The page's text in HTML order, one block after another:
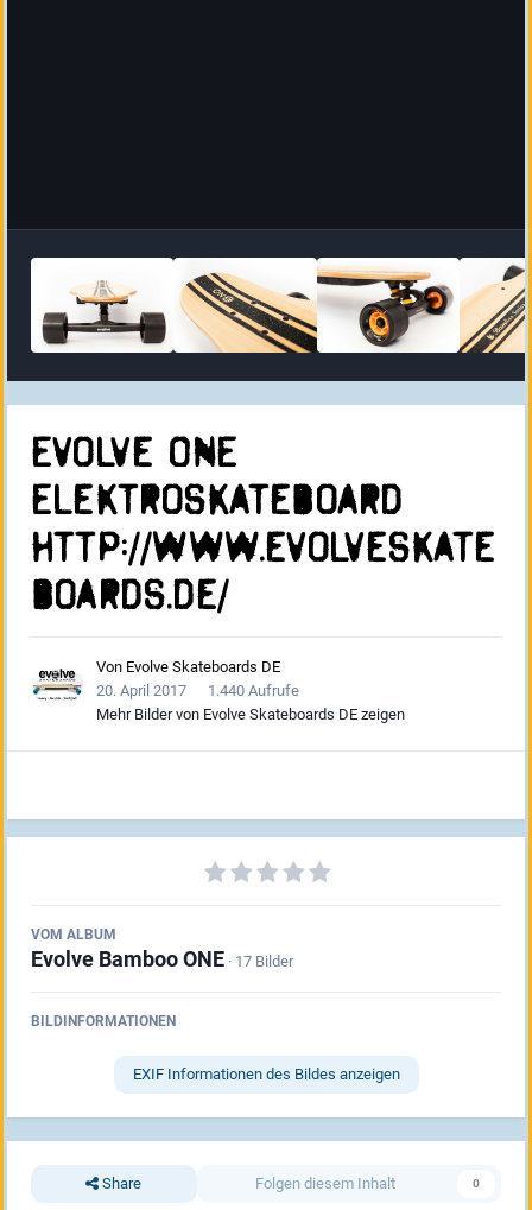
Evolve ONE
Elektroskateboard
http://www.evolveskate
boards.de/
Von Evolve Skateboards DE
20. April 2017
1.440 Aufrufe
Mehr Bilder von Evolve Skateboards DE zeigen
VOM ALBUM
Evolve Bamboo ONE · 17 Bilder
BILDINFORMATIONEN
EXIF Informationen des Bildes anzeigen
Share Folgen diesem Inhalt 0